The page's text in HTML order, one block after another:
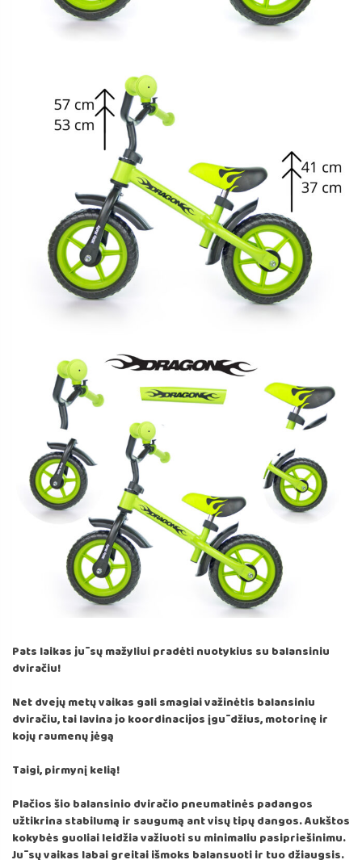
Pats laikas jūsų mažyliui pradėti nuotykius su balansiniu
dviračiu!
Net dvejų metų vaikas gali smagiai važinėtis balansiniu
dviračiu, tai lavina jo koordinacijos įgūdžius, motorinę ir
kojų raumenų jėgą
Taigi, pirmynį kelią!
Plačios šio balansinio dviračio pneumatinės padangos
užtikrina stabilumą ir saugumą ant visų tipų dangos. Aukštos
kokybės guoliai leidžia važiuoti su minimaliu pasipriešinimu.
Jūsų vaikas labai greitai išmoks balansuoti ir tuo džiaugsis.